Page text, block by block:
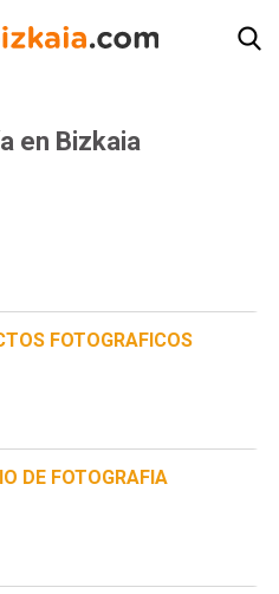
en Bizkaia
FOTOGRAFICOS
DE FOTOGRAFIA